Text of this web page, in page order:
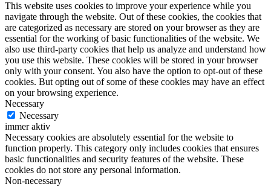
This website uses cookies to improve your experience while you
navigate through the website. Out of these cookies, the cookies that
are categorized as necessary are stored on your browser as they are
essential for the working of basic functionalities of the website. We
also use third-party cookies that help us analyze and understand how
you use this website. These cookies will be stored in your browser
only with your consent. You also have the option to opt-out of these
cookies. But opting out of some of these cookies may have an effect
on your browsing experience.
Necessary
Necessary
immer aktiv
Necessary cookies are absolutely essential for the website to
function properly. This category only includes cookies that ensures
basic functionalities and security features of the website. These
cookies do not store any personal information.
Non-necessary